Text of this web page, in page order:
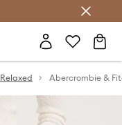
>
Relaxed Abercrombie &